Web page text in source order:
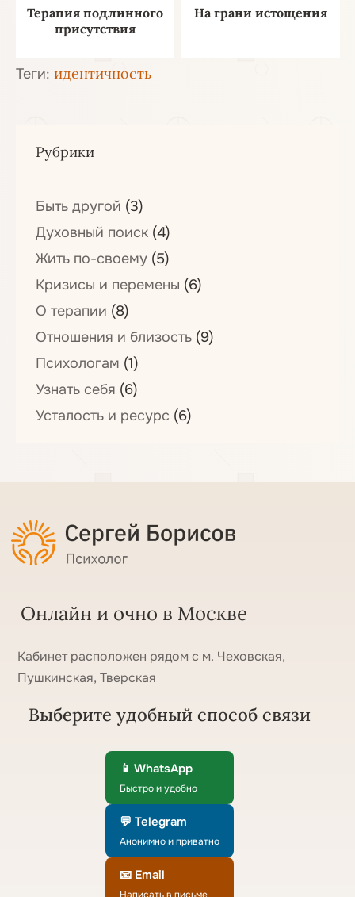
Терапия подлинного
присутствия
На грани истощения
Теги: идентичность
Рубрики
Быть другой (3)
Духовный поиск (4)
Жить по-своему (5)
Кризисы и перемены (6)
О терапии (8)
Отношения и близость (9)
Психологам (1)
Узнать себя (6)
Усталость и ресурс (6)
Онлайн и очно в Москве
Кабинет расположен рядом с м. Чеховская,
Пушкинская, Тверская
Выберите удобный способ связи
📱 WhatsApp
Быстро и удобно
💬 Telegram
Анонимно и приватно
📧 Email